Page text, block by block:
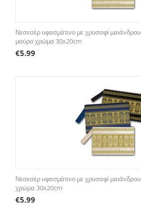
Νεσεσέρ υφασμάτινο με χρυσαφί
μαύρο χρώμα 30x20cm
€5.99
Νεσεσέρ υφασμάτινο με χρυσαφί
χρώμα 30x20cm
€5.99